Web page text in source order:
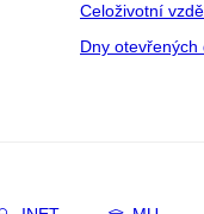
Celoživotní
Dny otevřených